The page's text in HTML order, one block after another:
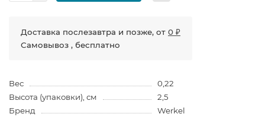
Доставка послезавтра и позже, от 0 ₽
Самовывоз , бесплатно
Вес
0,22
Высота (упаковки), см
2,5
Бренд
Werkel